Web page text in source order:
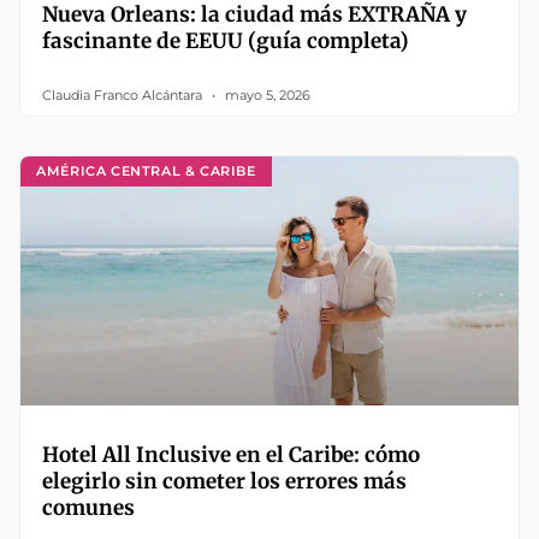
Nueva Orleans: la ciudad más EXTRAÑA y
fascinante de EEUU (guía completa)
Claudia Franco Alcántara mayo 5, 2026
AMÉRICA CENTRAL & CARIBE
Hotel All Inclusive en el Caribe: cómo
elegirlo sin cometer los errores más
comunes